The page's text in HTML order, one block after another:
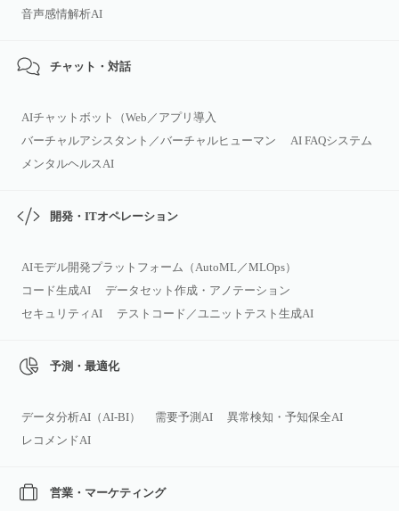
音声感情解析AI
チャット・対話
AIチャットボット（Web／アプリ導入
バーチャルアシスタント／バーチャルヒューマン
AI FAQシステム
メンタルヘルスAI
開発・ITオペレーション
AIモデル開発プラットフォーム（AutoML／MLOps）
コード生成AI
データセット作成・アノテーション
セキュリティAI
テストコード／ユニットテスト生成AI
予測・最適化
データ分析AI（AI‑BI） 需要予測AI
異常検知・予知保全AI
レコメンドAI
営業・マーケティング